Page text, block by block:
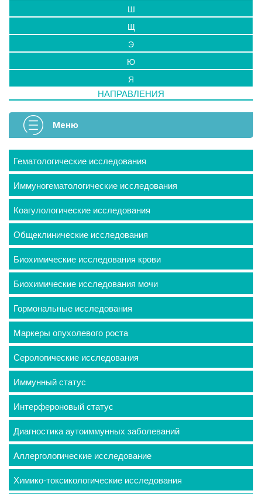
Ш
Щ
Э
Ю
Я
НАПРАВЛЕНИЯ
Меню
Гематологические исследования
Иммуногематологические исследования
Коагулологические исследования
Общеклинические исследования
Биохимические исследования крови
Биохимические исследования мочи
Гормональные исследования
Маркеры опухолевого роста
Серологические исследования
Иммунный статус
Интерфероновый статус
Диагностика аутоиммунных заболеваний
Аллергологические исследование
Химико-токсикологические исследования